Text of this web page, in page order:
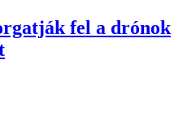
fel a drónok